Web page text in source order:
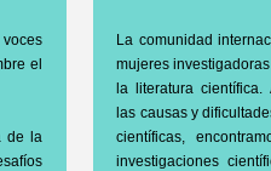
el
de la
La comunidad
mujeres
la literatura
las causas y
científicas,
investigaciones